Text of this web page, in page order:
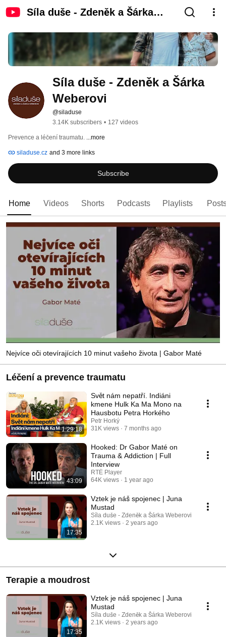
Síla duše - Zdeněk a Šárka
Síla duše - Zdeněk a Šárka
Weberovi
@siladuse
3.14K subscribers • 127 videos
Prevence a léčení traumatu. ...more
siladuse.cz and 3 more links
Subscribe
Home Videos Shorts Podcasts Playlists
Nejvíce oči otevírajících 10 minut vašeho života | Gabor Maté
Léčení a prevence traumatu
1:29:18
Svět nám nepatří. Indiáni
kmene Hulk Ka Ma Mono na
Hausbotu Petra Horkého
Petr Horký
31K views
7 months ago
43:09
Hooked: Dr Gabor Maté on
Trauma & Addiction | Full
Interview
RTÉ Player
64K views
1 year ago
17:35
Vztek je náš spojenec | Juna
Mustad
Síla duše - Zdeněk a Šárka Weberovi
2.1K views
2 years ago
Terapie a moudrost
17:35
Vztek je náš spojenec | Juna
Mustad
Síla duše - Zdeněk a Šárka Weberovi
2.1K views
2 years ago